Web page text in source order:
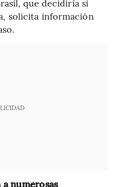
que decidiría si
solicita información
numerosas